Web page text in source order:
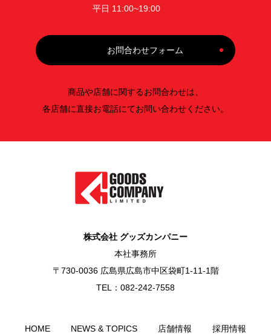
平日 11:00~19:00
お問合わせフォーム
商品や店舗に関するお問合わせは、
各店舗に直接お電話にてお問い合わせください。
株式会社 グッズカンパニー
本社事務所
〒730-0036 広島県広島市中区袋町1-11-1階
TEL：082-242-7558
HOME NEWS & TOPICS 店舗情報 採用情報